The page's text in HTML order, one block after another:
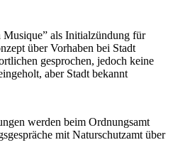
Musique” als Initialzündung für
über Vorhaben bei Stadt
gesprochen, jedoch keine
aber Stadt bekannt
werden beim Ordnungsamt
mit Naturschutzamt über